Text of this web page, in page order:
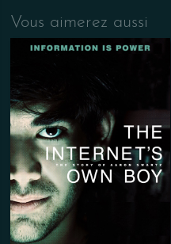
Vous aimerez aussi